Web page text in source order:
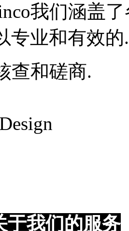
我们涵盖
专业和有效
查和磋商.
于我们的服务